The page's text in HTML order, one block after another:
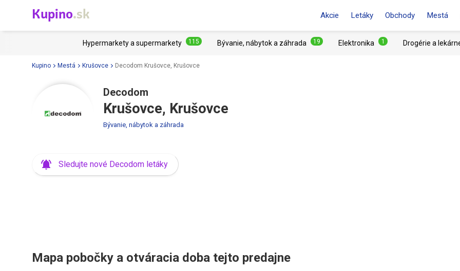
Kupino.sk Akcie Letáky Obchody Mestá
Hypermarkety a supermarkety 115 Bývanie, nábytok a záhrada 19 Elektronika 1 Drogérie a
Kupino Mestá Krušovce Decodom Krušovce, Krušovce
Decodom
Krušovce, Krušovce
Bývanie, nábytok a záhrada
Sledujte nové Decodom letáky
Mapa pobočky a otváracia doba tejto predajne